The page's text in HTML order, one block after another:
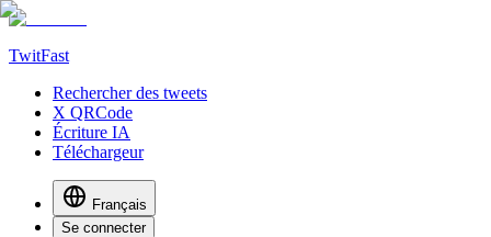
TwitFast
Rechercher des tweets
X QRCode
Écriture IA
Téléchargeur
Français
Se connecter